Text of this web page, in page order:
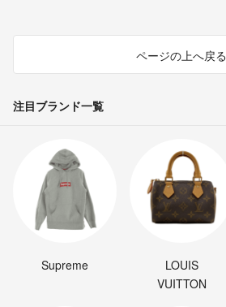
春夏秋冬
全てのアイテムが値下げしております
フォローよろしくお願いします
梅雨の値下げ祭り
値下げしました
赤字品多数出品
80%OFF以上のもの多数出品
早い者勝ちです
ページの上へ戻る
注目ブランド一覧
Supreme
LOUIS
VUITTON